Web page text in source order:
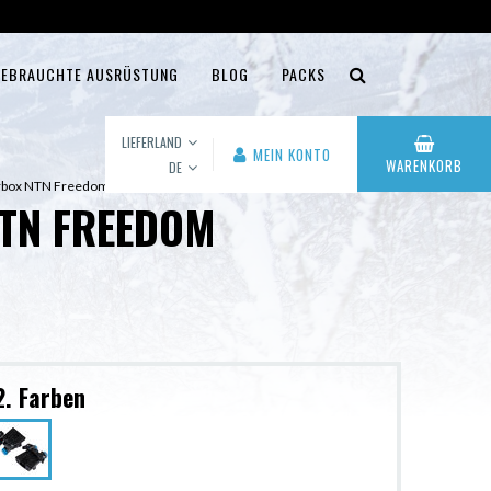
AUSRÜSTUNG BLOG PACKS
LIEFERLAND
DE
MEIN KONTO WARENKORB
NTN Freedom
FREEDOM
Farben